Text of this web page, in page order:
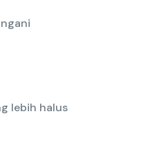
lebih halus